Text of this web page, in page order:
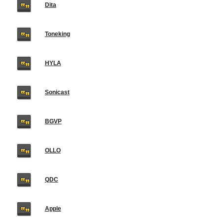
Dita
Toneking
HYLA
Sonicast
BGVP
OLLO
QDC
Apple